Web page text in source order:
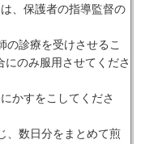
、保護者の指導監督の
の診療を受けさせるこ
にのみ服用させてくださ
かすをこしてくださ
、数日分をまとめて煎